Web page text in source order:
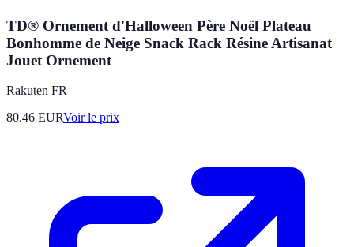
TD® Ornement d'Halloween Père Noël Plateau
Bonhomme de Neige Snack Rack Résine Artisanat
Jouet Ornement
Rakuten FR
80.46 EURVoir le prix